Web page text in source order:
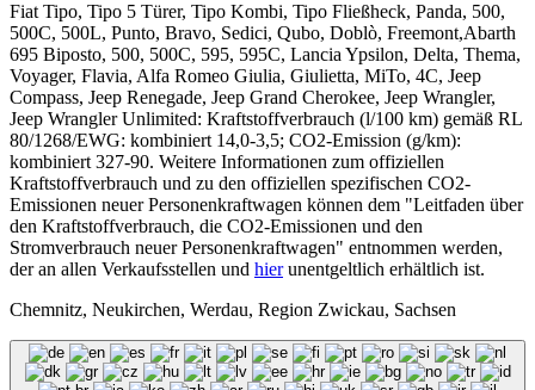
Fiat Tipo, Tipo 5 Türer, Tipo Kombi, Tipo Fließheck, Panda, 500,
500C, 500L, Punto, Bravo, Sedici, Qubo, Doblò, Freemont,Abarth
695 Biposto, 500, 500C, 595, 595C, Lancia Ypsilon, Delta, Thema,
Voyager, Flavia, Alfa Romeo Giulia, Giulietta, MiTo, 4C, Jeep
Compass, Jeep Renegade, Jeep Grand Cherokee, Jeep Wrangler,
Jeep Wrangler Unlimited: Kraftstoffverbrauch (l/100 km) gemäß RL
80/1268/EWG: kombiniert 14,0-3,5; CO2-Emission (g/km):
kombiniert 327-90. Weitere Informationen zum offiziellen
Kraftstoffverbrauch und zu den offiziellen spezifischen CO2-
Emissionen neuer Personenkraftwagen können dem "Leitfaden über
den Kraftstoffverbrauch, die CO2-Emissionen und den
Stromverbrauch neuer Personenkraftwagen" entnommen werden,
der an allen Verkaufsstellen und hierunentgeltlich erhältlich ist.
Chemnitz, Neukirchen, Werdau, Region Zwickau, Sachsen